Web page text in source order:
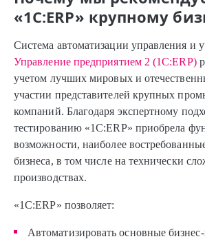
«1С:ERP» крупному
Система автоматизации управления и
Управление предприятием 2 (1С:ERP)
учетом лучших мировых и
участии представителей крупных
компаний. Благодаря экспертному
тестированию «1С:ERP» приобрела
возможности, наиболее
бизнеса, в том числе на технически
производствах.
«1С:ERP» позволяет:
Автоматизировать основные